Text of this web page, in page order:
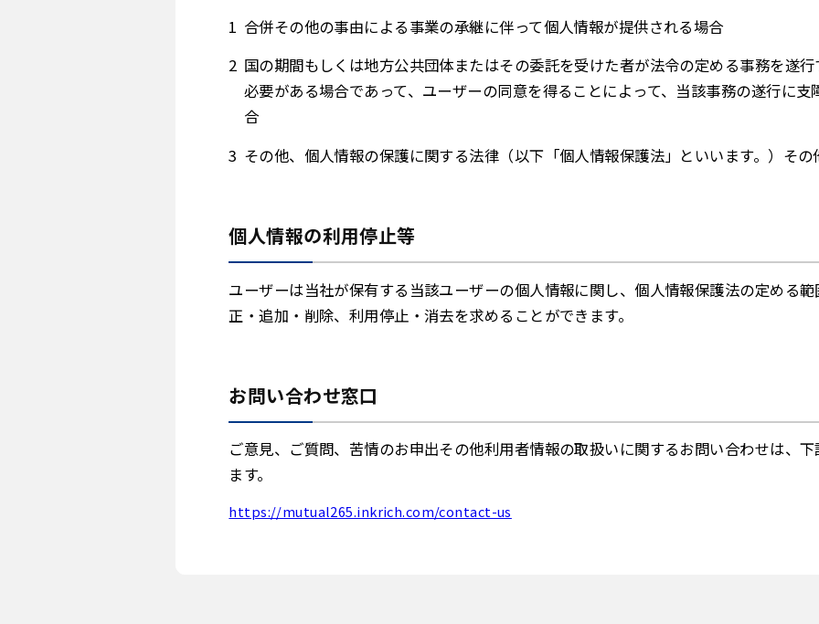
合併その他の事由による事業の承継に伴って個人情報が提供される場合
国の期間もしくは地方公共団体またはその委託を受けた者が法令の定める事務を遂
必要がある場合であって、ユーザーの同意を得ることによって、当該事務の遂行に
合
その他、個人情報の保護に関する法律（以下「個人情報保護法」といいます。）そ
個人情報の利用停止等
ユーザーは当社が保有する当該ユーザーの個人情報に関し、個人情報保護法の定める
正・追加・削除、利用停止・消去を求めることができます。
お問い合わせ窓口
ご意見、ご質問、苦情のお申出その他利用者情報の取扱いに関するお問い合わせは、
ます。
https://mutual265.inkrich.com/contact-us